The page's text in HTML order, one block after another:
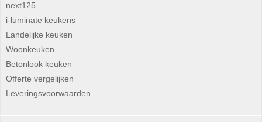
next125
i-luminate keukens
Landelijke keuken
Woonkeuken
Betonlook keuken
Offerte vergelijken
Leveringsvoorwaarden